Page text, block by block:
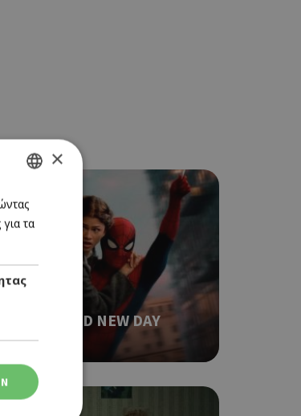
MAN: BRAND NEW DAY
12/08/2026
GREEK
ENGLISH
×
τα